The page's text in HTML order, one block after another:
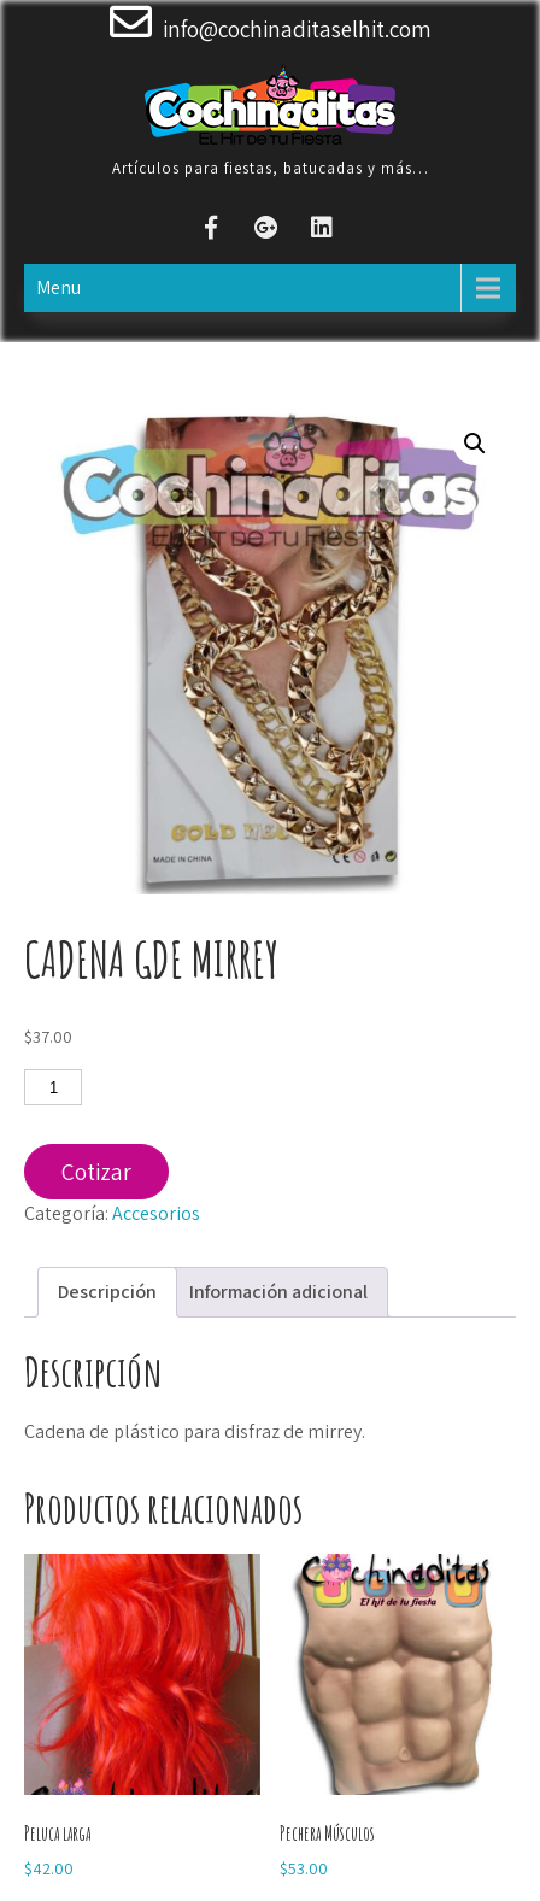
Skip
info@cochinaditaselhit.com
Artículos para fiestas, batucadas y más…
Menu
CADENA GDE MIRREY
$37.00
Cadena
gde
Mirrey
cantidadCotizar
Categoría:Accesorios
Descripción Información adicional
Descripción
Cadena de plástico para disfraz de mirrey.
Productos relacionados
Peluca larga
$42.00
Pechera Músculos
$53.00